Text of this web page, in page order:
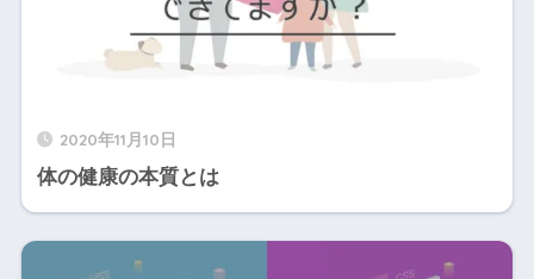
2020年11月10日
体の健康の本質とは